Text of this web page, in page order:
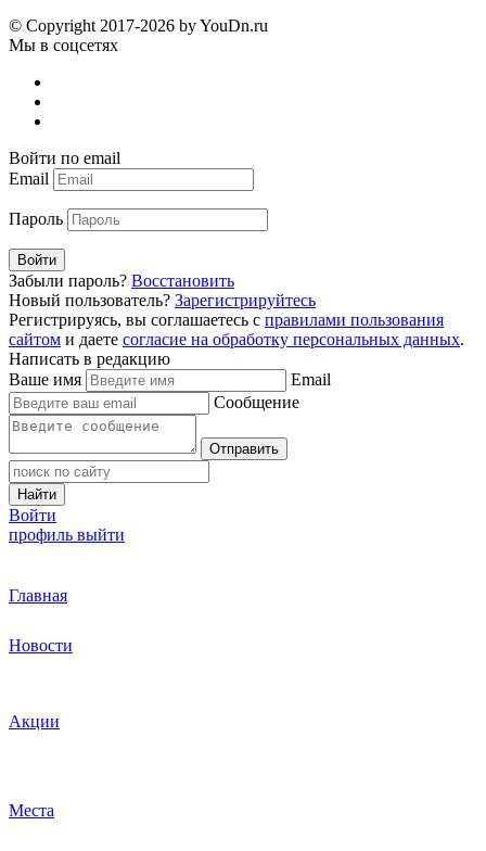
© Copyright 2017-2026 by YouDn.ru
Мы в соцсетях
Войти по email
Email
Пароль
Войти
Забыли пароль? Восстановить
Новый пользователь? Зарегистрируйтесь
Регистрируясь, вы соглашаетесь с правилами пользования
сайтом и даете согласие на обработку персональных данных.
Написать в редакцию
Ваше имя
Email
Сообщение
Отправить
Найти
Войти
профиль выйти
Главная
Новости
Акции
Места